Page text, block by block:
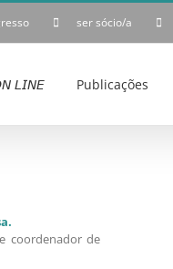
ser sócio/a
𝘓𝘐𝘕𝘌 Publicações
coordenador de